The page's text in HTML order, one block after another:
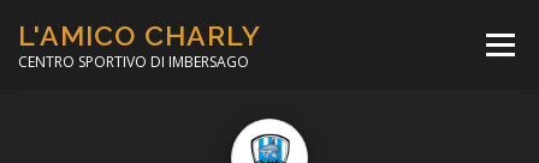
contenuto
L'AMICO CHARLY
CENTRO SPORTIVO DI IMBERSAGO
Menù
CORSO CALCIO A 5